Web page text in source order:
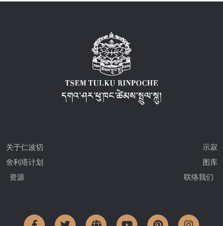
关于仁波切
示寂
舍利塔计划
图库
资源
联络我们